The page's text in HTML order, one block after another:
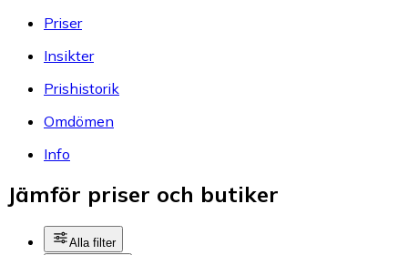
Priser
Insikter
Prishistorik
Omdömen
Info
Jämför priser och butiker
Alla filter